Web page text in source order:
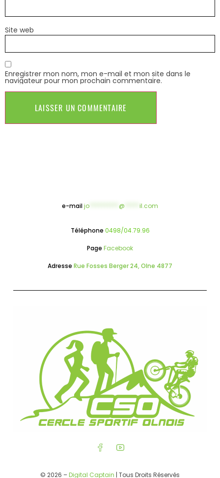
Site web
Enregistrer mon nom, mon e-mail et mon site dans le
navigateur pour mon prochain commentaire.
e-mailjo @ il.com
Téléphone 0498/04.79.96
Page Facebook
Adresse Rue Fosses Berger 24, Olne 4877
© 2026 –Digital Captain | Tous Droits Réservés